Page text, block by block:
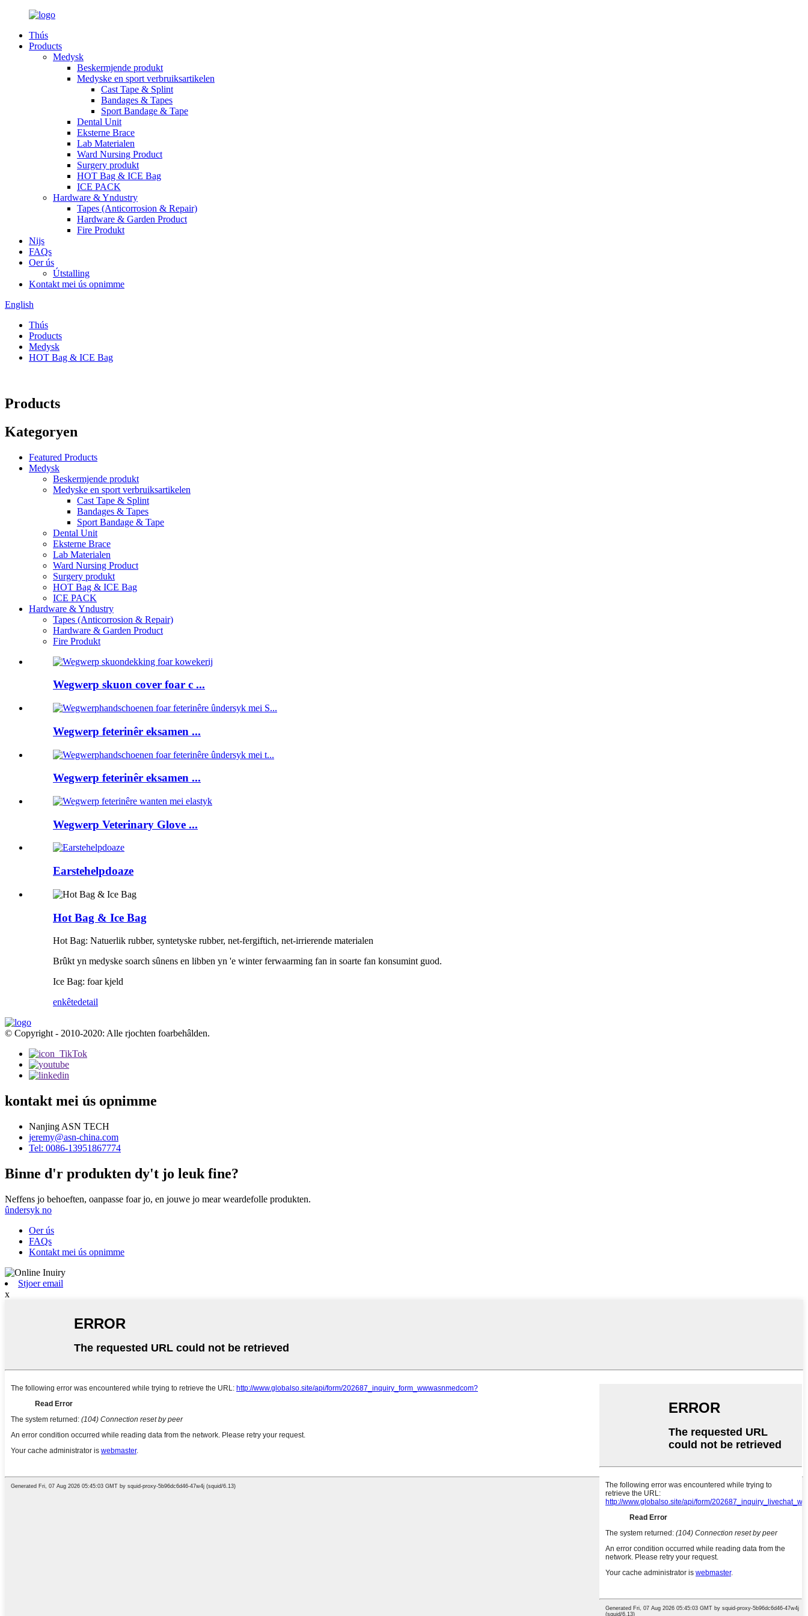
Thús
Products
Medysk
Beskermjende produkt
Medyske en sport verbruiksartikelen
Cast Tape & Splint
Bandages & Tapes
Sport Bandage & Tape
Dental Unit
Eksterne Brace
Lab Materialen
Ward Nursing Product
Surgery produkt
HOT Bag & ICE Bag
ICE PACK
Hardware & Yndustry
Tapes (Anticorrosion & Repair)
Hardware & Garden Product
Fire Produkt
Nijs
FAQs
Oer ús
Útstalling
Kontakt mei ús opnimme
English
Thús
Products
Medysk
HOT Bag & ICE Bag
Products
Kategoryen
Featured Products
Medysk
Beskermjende produkt
Medyske en sport verbruiksartikelen
Cast Tape & Splint
Bandages & Tapes
Sport Bandage & Tape
Dental Unit
Eksterne Brace
Lab Materialen
Ward Nursing Product
Surgery produkt
HOT Bag & ICE Bag
ICE PACK
Hardware & Yndustry
Tapes (Anticorrosion & Repair)
Hardware & Garden Product
Fire Produkt
Wegwerp skuon cover foar c ...
Wegwerp feterinêr eksamen ...
Wegwerp feterinêr eksamen ...
Wegwerp Veterinary Glove ...
Earstehelpdoaze
Hot Bag & Ice Bag
Hot Bag: Natuerlik rubber, syntetyske rubber, net-fergiftich, net-irrierende materialen
Brûkt yn medyske soarch sûnens en libben yn 'e winter ferwaarming fan in soarte fan konsumint guod.
Ice Bag: foar kjeld
enkêtedetail
© Copyright - 2010-2020: Alle rjochten foarbehâlden.
kontakt mei ús opnimme
Nanjing ASN TECH
jeremy@asn-china.com
Tel: 0086-13951867774
Binne d'r produkten dy't jo leuk fine?
Neffens jo behoeften, oanpasse foar jo, en jouwe jo mear weardefolle produkten.
ûndersyk no
Oer ús
FAQs
Kontakt mei ús opnimme
Stjoer email
x